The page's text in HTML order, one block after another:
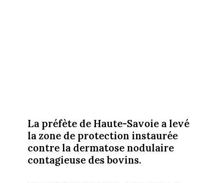
La préfète de Haute-Savoie a levé
la zone de protection instaurée
contre la dermatose nodulaire
contagieuse des bovins.